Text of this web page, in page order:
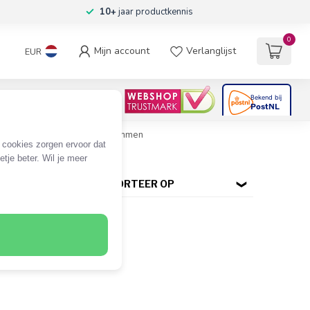
zorgen ervoor dat
beter. Wil je meer
10+jaar productkennis
EUR Mijn account Verlanglijst
0
kabel met krokodillenklemmen
SORTEER OP